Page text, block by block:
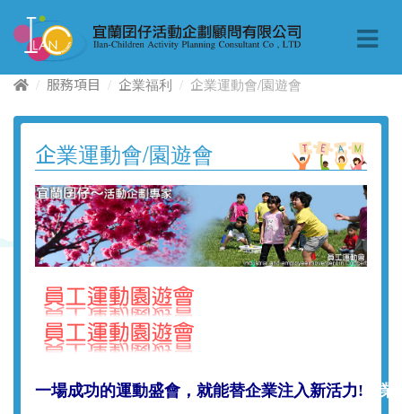
服務項目 企業福利 企業運動會/園遊會
企業運動會/園遊會
一場成功的運動盛會，就能替企業注入新活力! 企